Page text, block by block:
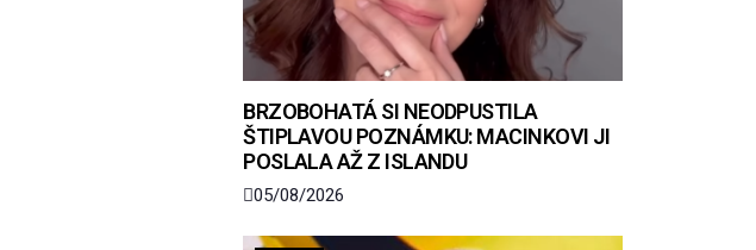
BRZOBOHATÁ SI NEODPUSTILA
ŠTIPLAVOU POZNÁMKU: MACINKOVI JI
POSLALA AŽ Z ISLANDU
05/08/2026